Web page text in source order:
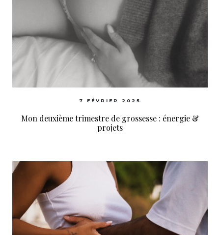
7 FÉVRIER 2025
Mon deuxième trimestre de grossesse : énergie &
projets